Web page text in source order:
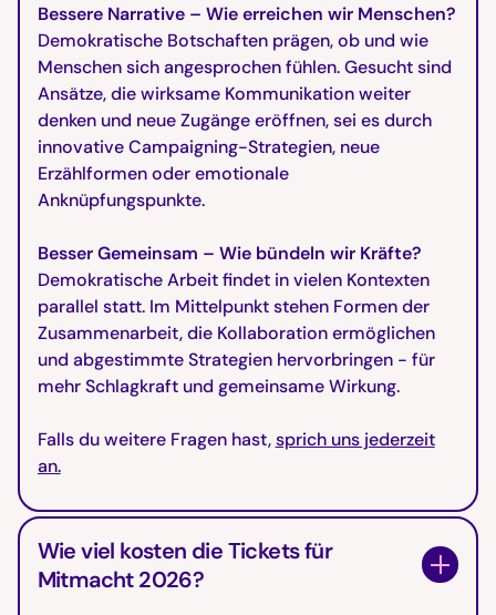
Bessere Narrative – Wie erreichen wir Menschen?
Demokratische Botschaften prägen, ob und wie
Menschen sich angesprochen fühlen. Gesucht sind
Ansätze, die wirksame Kommunikation weiter
denken und neue Zugänge eröffnen, sei es durch
innovative Campaigning-Strategien, neue
Erzählformen oder emotionale
Anknüpfungspunkte.
Besser Gemeinsam – Wie bündeln wir Kräfte?
Demokratische Arbeit findet in vielen Kontexten
parallel statt. Im Mittelpunkt stehen Formen der
Zusammenarbeit, die Kollaboration ermöglichen
und abgestimmte Strategien hervorbringen - für
mehr Schlagkraft und gemeinsame Wirkung.
Falls du weitere Fragen hast,sprich uns jederzeit
an.
Wie viel kosten die Tickets für
Mitmacht 2026?